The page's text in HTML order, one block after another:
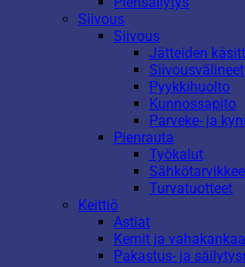
Siivous
Siivous
Jätteiden
Siivousvälineet
Pyykkihuolto
Kunnossapito
Parveke- ja
Pienrauta
Työkalut
Turvatuotteet
Keittiö
Astiat
Kernit ja
Pakastus- ja